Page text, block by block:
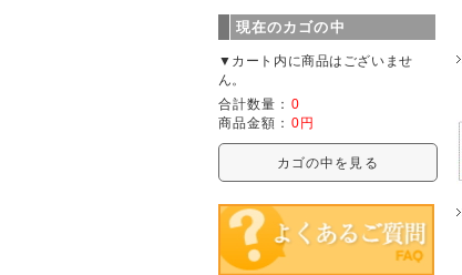
現在のカゴの中
▼カート内に商品はございませ
ん。
合計数量： 0
商品金額： 0円
カゴの中を見る